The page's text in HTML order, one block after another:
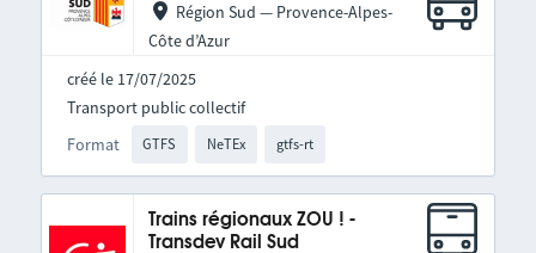
Région Sud — Provence-Alpes-
Côte d’Azur
créé le 17/07/2025
Format GTFS NeTEx gtfs-rt
Transport public collectif
Trains régionaux ZOU ! -
Transdev Rail Sud